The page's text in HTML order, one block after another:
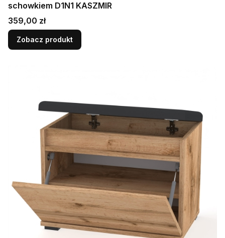
schowkiem D1N1 KASZMIR
Cena
359,00 zł
Zobacz produkt